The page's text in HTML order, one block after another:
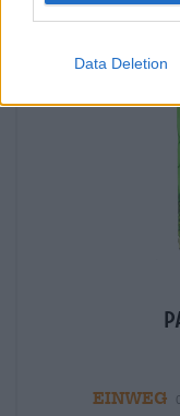
Data Deletion
EINWEG